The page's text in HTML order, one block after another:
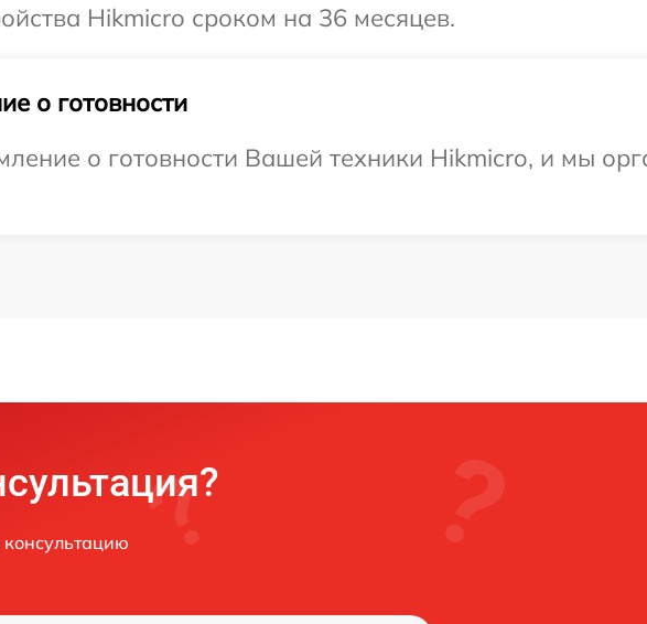
Hikmicro сроком на 36 месяцев.
о готовности
о готовности Вашей техники Hikmicro, и мы